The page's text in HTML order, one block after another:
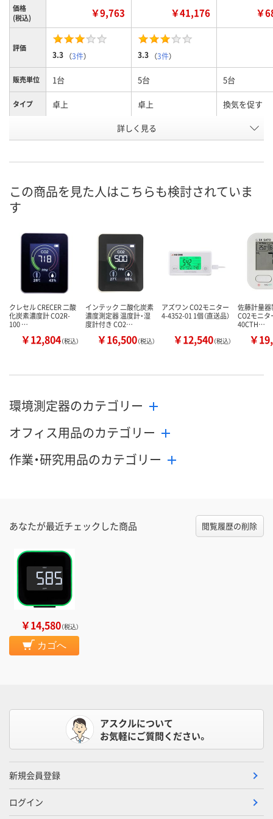
価格
(税込)
￥9,763 ￥41,176 ￥
評価
3.3 （3件） 3.3 （3件）
販売単位 1台 5台 5台
タイプ 卓上 卓上 換気を促す
HE62451 HE62077
8月8日（土）
カゴへ
詳しく見る
この商品を見た人はこちらも検討されていま
す
クレセル CRECER 二酸
化炭素濃度計 CO2R-
100 …
￥12,804（税込）
インテック 二酸化炭素
濃度測定器 温度計・湿
度計付き CO2…
￥16,500（税込）
アズワン CO2モニター
4-4352-01 1個（直送品）
￥12,540（税込）
佐藤計量
CO2モニタ
40CTH…
￥
環境測定器のカテゴリー
オフィス用品のカテゴリー
作業・研究用品のカテゴリー
あなたが最近チェックした商品 閲覧履歴の削除
￥14,580（税込）
カゴへ
アスクルについて
お気軽にご質問ください。
新規会員登録
ログイン